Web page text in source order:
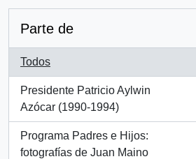
Parte de
Todos
Presidente Patricio Aylwin
Azócar (1990-1994)
, 139 resultados
Programa Padres e Hijos:
fotografías de Juan Maino
, 12 resultados